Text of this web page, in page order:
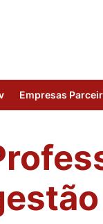
Empresas